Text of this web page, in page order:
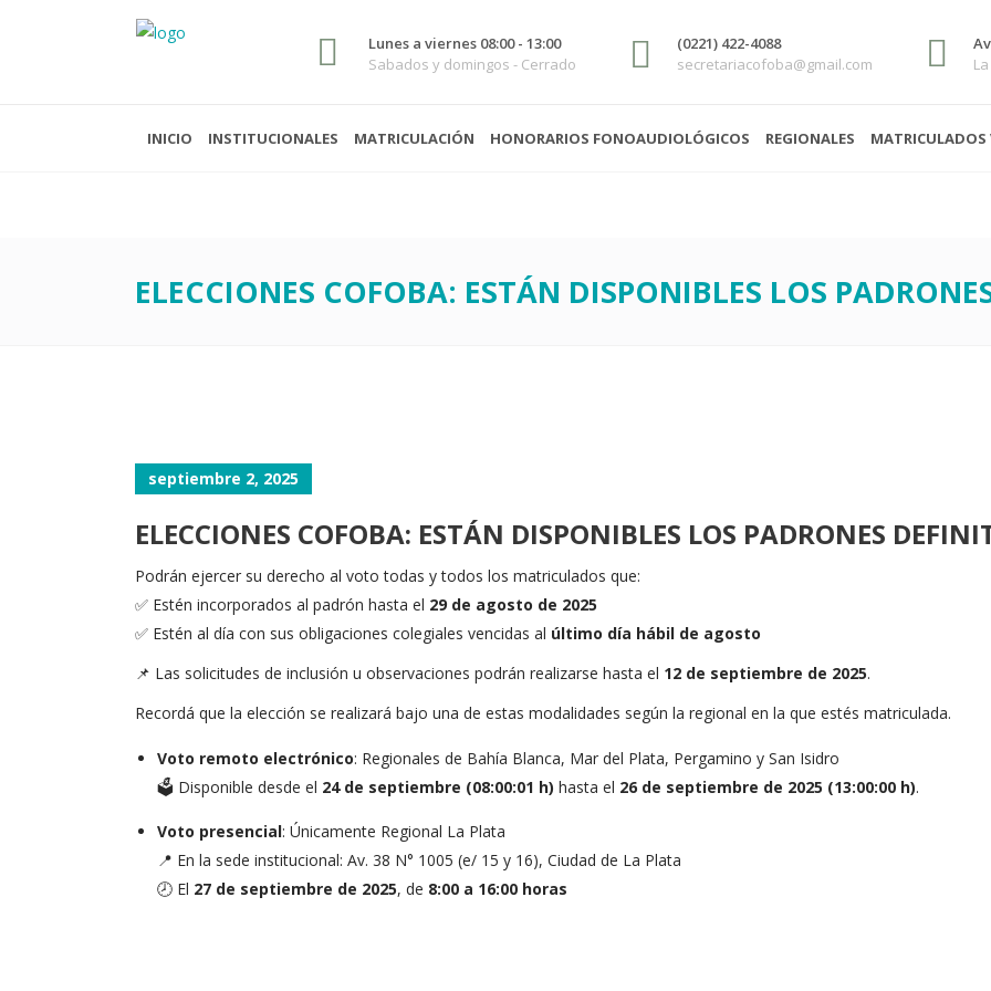
Lunes a viernes 08:00 - 13:00
Sabados y domingos - Cerrado
(0221) 422-4088
secretariacofoba@gmail.com
INICIO INSTITUCIONALES MATRICULACIÓN HONORARIOS FONOAUDIOLÓGICOS REGIONALES MATRICULADOS
ELECCIONES COFOBA: ESTÁN DISPONIBLES LOS
septiembre 2, 2025
ELECCIONES COFOBA: ESTÁN DISPONIBLES LOS PADRONES
Podrán ejercer su derecho al voto todas y todos los matriculados que:
✅ Estén incorporados al padrón hasta el 29 de agosto de 2025
✅ Estén al día con sus obligaciones colegiales vencidas al último día hábil de agosto
📌 Las solicitudes de inclusión u observaciones podrán realizarse hasta el 12 de septiembre de 2025.
Recordá que la elección se realizará bajo una de estas modalidades según la regional en la que estés matriculada.
Voto remoto electrónico: Regionales de Bahía Blanca, Mar del Plata, Pergamino y San Isidro
🗳️ Disponible desde el 24 de septiembre (08:00:01 h) hasta el 26 de septiembre de 2025 (13:00:00 h).
Voto presencial: Únicamente Regional La Plata
📍 En la sede institucional: Av. 38 N° 1005 (e/ 15 y 16), Ciudad de La Plata
🕗 El 27 de septiembre de 2025, de 8:00 a 16:00 horas